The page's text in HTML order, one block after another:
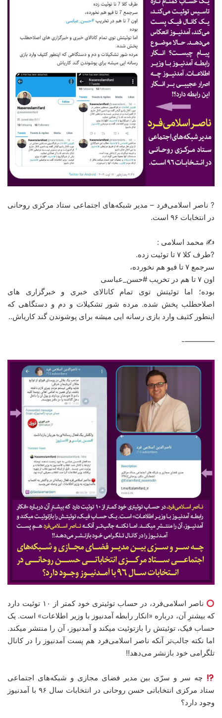
? ناصر اسلامی‌فرد – مدیر شبکه‌های اجتماعی ستاد مرکزی روحانی
در انتخابات ۹۶ است.
✍️ محمد اسلامی :
?طرف کلا ۷ تا توئیت زده.
سرجمع ۷ تا فیو هم نخورده،
اون ۷ تا هم در تخریب #حسن_عباسی
بوده؛ اما توئیتش توی تمام کانالای خبری و خبرگزاری های
اصلاحطلب پخش شده. مرده شور تشکیلات و دم و دستگاهی که
اینطور کثیف وارد بازی رسانه ایی میشه برای پوشوندن گند کاریاش..
————-
ناصر اسلامی‌فرد، در حساب توئیتری خود کمتر از ۱۰ توئیت دارد
که بیشترِ آن، درباره «انکار رابطه آمدنیوز با وزیر اطلاعات» است. یک
حساب فیک، توئیتش را بازتوئیت میکند و آمدنیوز، آن را منتشر میکند.
اما نکته جالب‌تر آنکه ناصر اسلامی‌فرد هم پست آمدنیوز را در کانال
تلگرامی خود بازنشر می‌دهد!!
چه سر و سرّی بین مدیر فضای مجازی و شبکه‌های اجتماعی
ستاد مرکزی انتخاباتی حسن روحانی در انتخابات سال ۹۶ با آمدنیوز
وجود دارد؟